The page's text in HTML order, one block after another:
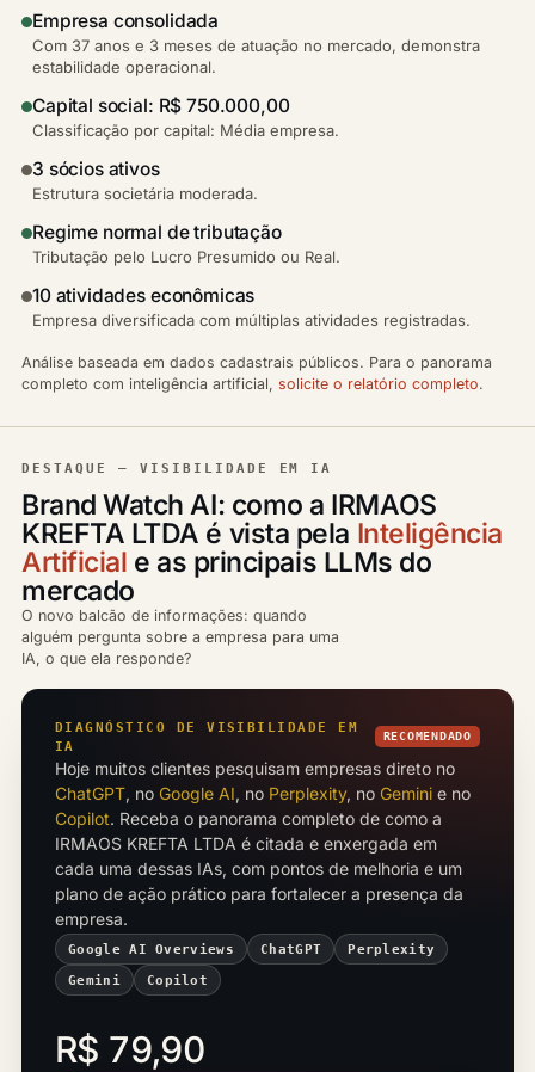
Empresa consolidada
Com 37 anos e 3 meses de atuação no mercado, demonstra
estabilidade operacional.
Capital social: R$ 750.000,00
Classificação por capital: Média empresa.
3 sócios ativos
Estrutura societária moderada.
Regime normal de tributação
Tributação pelo Lucro Presumido ou Real.
10 atividades econômicas
Empresa diversificada com múltiplas atividades registradas.
Análise baseada em dados cadastrais públicos. Para o panorama
completo com inteligência artificial, solicite o relatório completo.
DESTAQUE — VISIBILIDADE EM IA
Brand Watch AI: como a IRMAOS
KREFTA LTDA é vista pela Inteligência
Artificial e as principais LLMs do
mercado
O novo balcão de informações: quando
alguém pergunta sobre a empresa para uma
IA, o que ela responde?
DIAGNÓSTICO DE VISIBILIDADE EM
IA
RECOMENDADO
Hoje muitos clientes pesquisam empresas direto no
ChatGPT, no Google AI, no Perplexity, no Gemini e no
Copilot. Receba o panorama completo de como a
IRMAOS KREFTA LTDA é citada e enxergada em
cada uma dessas IAs, com pontos de melhoria e um
plano de ação prático para fortalecer a presença da
empresa.
Google AI Overviews ChatGPT Perplexity
Gemini Copilot
R$ 79,90